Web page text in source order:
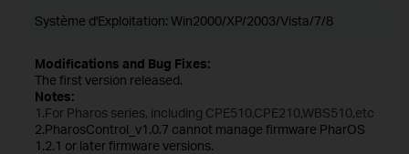
Système d'Exploitation: Win2000/XP/2003/Vista/7/8
Modifications and Bug Fixes:
The first version released.
Notes:
1.For Pharos series, including CPE510,CPE210,WBS510,etc
2.PharosControl_v1.0.7 cannot manage firmware PharOS
1.2.1 or later firmware versions.